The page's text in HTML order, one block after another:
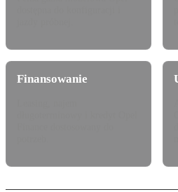
Finansowanie